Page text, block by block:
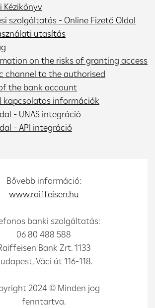
Kézikönyv
szolgáltatás - Online Fizető Oldal
utasítás
on the risks of granting access
channel to the authorised
the bank account
kapcsolatos információk
- UNAS integráció
- API integráció
Bővebb információ:
www.raiffeisen.hu
banki szolgáltatás:
06 80 488 588
Bank Zrt. 1133
Váci út 116-118.
2024 © Minden jog
fenntartva.